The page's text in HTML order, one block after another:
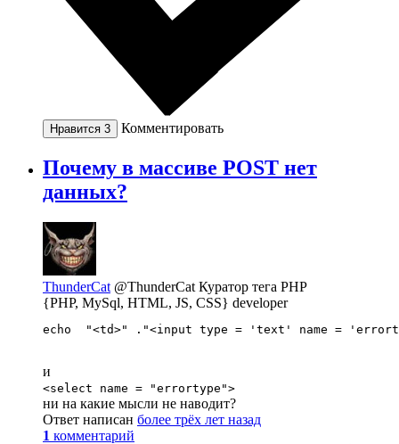
Нравится 3 Комментировать
Почему в массиве POST нет
данных?
ThunderCat @ThunderCat Куратор тега PHP
{PHP, MySql, HTML, JS, CSS} developer
echo  "<td>" ."<input type = 'text' name =
и
<select name = "errortype">
ни на какие мысли не наводит?
Ответ написан более трёх лет назад
1 комментарий